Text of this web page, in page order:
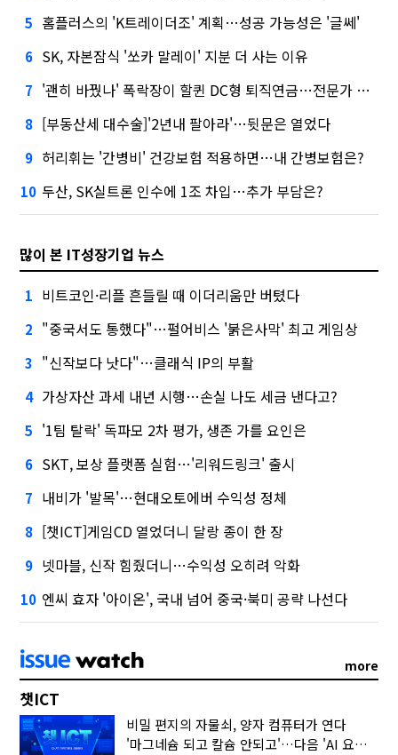
5 홈플러스의 'K트레이더조' 계획…성공 가능성은 '글쎄'
6 SK, 자본잠식 '쏘카 말레이' 지분 더 사는 이유
7 '괜히 바꿨나' 폭락장이 할퀸 DC형 퇴직연금…전문가 조언은
8 [부동산세 대수술]'2년내 팔아라'…뒷문은 열었다
9 허리휘는 '간병비' 건강보험 적용하면…내 간병보험은?
10 두산, SK실트론 인수에 1조 차입…추가 부담은?
많이 본 IT성장기업 뉴스
1 비트코인·리플 흔들릴 때 이더리움만 버텼다
2 "중국서도 통했다"…펄어비스 '붉은사막' 최고 게임상
3 "신작보다 낫다"…클래식 IP의 부활
4 가상자산 과세 내년 시행…손실 나도 세금 낸다고?
5 '1팀 탈락' 독파모 2차 평가, 생존 가를 요인은
6 SKT, 보상 플랫폼 실험…'리워드링크' 출시
7 내비가 '발목'…현대오토에버 수익성 정체
8 [챗ICT]게임CD 열었더니 달랑 종이 한 장
9 넷마블, 신작 힘줬더니…수익성 오히려 악화
10 엔씨 효자 '아이온', 국내 넘어 중국·북미 공략 나선다
more
챗ICT
비밀 편지의 자물쇠, 양자 컴퓨터가 연다
'마그네슘 되고 칼슘 안되고'…다음 'AI 요약' 갈 길은